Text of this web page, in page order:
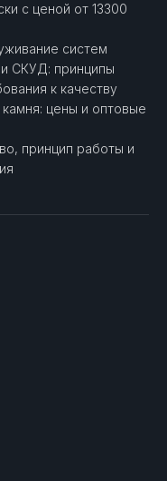
с ценой от 13300
систем
СКУД: принципы
к качеству
цены и оптовые
принцип работы и